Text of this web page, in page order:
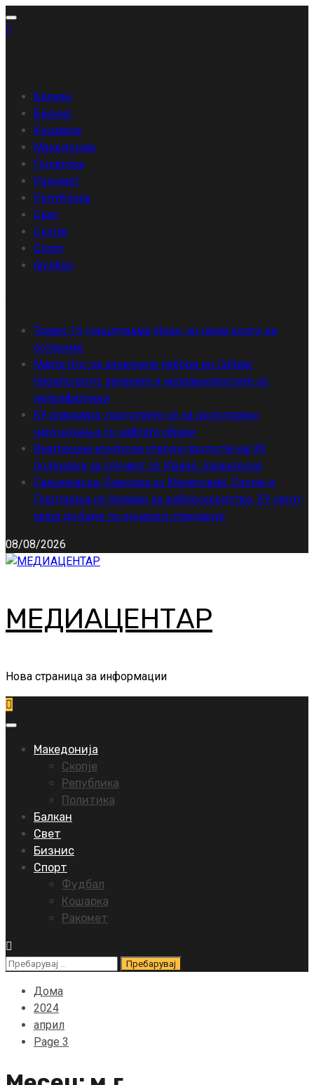
Skip
to
Балкан
Бизнис
Кошарка
Македонија
Политика
Ракомет
Република
Свет
Скопје
Спорт
Фудбал
Трамп: Го уништуваме Иран, но нема долго да
останеме
Марта Кос за локалните избори во Србија:
Насилството, заканите и неправилностите се
неприфатливи
ЕУ алармира: подгответе се за долготрајни
нарушувања со нафтата објави
Внатрешна контрола утврди пропусти кај 39
полицајци за случајот со Ивана Јовановска
Сиљановска-Давкова со Милатовиќ: Скопје и
Подгорица се пример за добрососедство, ЕУ патот
мора да биде по еднакви стандарди
08/08/2026
МЕДИАЦЕНТАР
Нова страница за информации
Primary
Македонија
Скопје
Република
Политика
Балкан
Свет
Бизнис
Спорт
Фудбал
Кошарка
Ракомет
Пребарувај
Дома
2024
април
Page 3